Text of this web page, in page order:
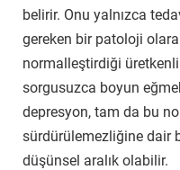
belirir. Onu yalnızca
gereken bir patoloji
normalleştirdiği
sorgusuzca boyun
depresyon, tam da bu
sürdürülemezliğine dair
düşünsel aralık olabilir.